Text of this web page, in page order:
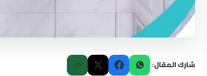
شارك المقال: